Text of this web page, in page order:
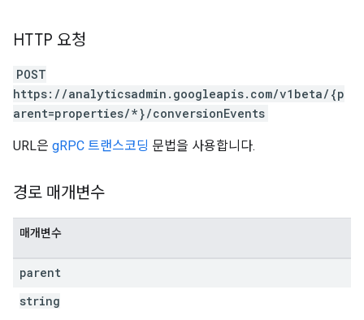
HTTP 요청
POST
https://analyticsadmin.googleapis.com/v1beta/{p
arent=properties/*}/conversionEvents
URL은 gRPC 트랜스코딩 문법을 사용합니다.
경로 매개변수
매개변수
parent
string